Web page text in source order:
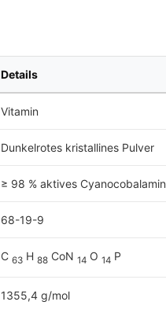
Details
Vitamin
Dunkelrotes kristallines Pulver
≥ 98 % aktives Cyanocobalamin
68-19-9
C 63 H 88 CoN 14 O 14 P
1355,4 g/mol